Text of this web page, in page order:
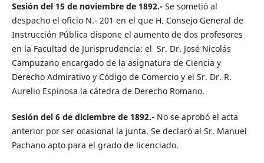
Sesión del 15 de noviembre de 1892.- Se sometió al
despacho el oficio N.- 201 en el que H. Consejo General de
Instrucción Pública dispone el aumento de dos profesores
en la Facultad de Jurisprudencia: el Sr. Dr. José Nicolás
Campuzano encargado de la asignatura de Ciencia y
Derecho Admirativo y Código de Comercio y el Sr. Dr. R.
Aurelio Espinosa la cátedra de Derecho Romano.
Sesión del 6 de diciembre de 1892.- No se aprobó el acta
anterior por ser ocasional la junta. Se declaró al Sr. Manuel
Pachano apto para el grado de licenciado.